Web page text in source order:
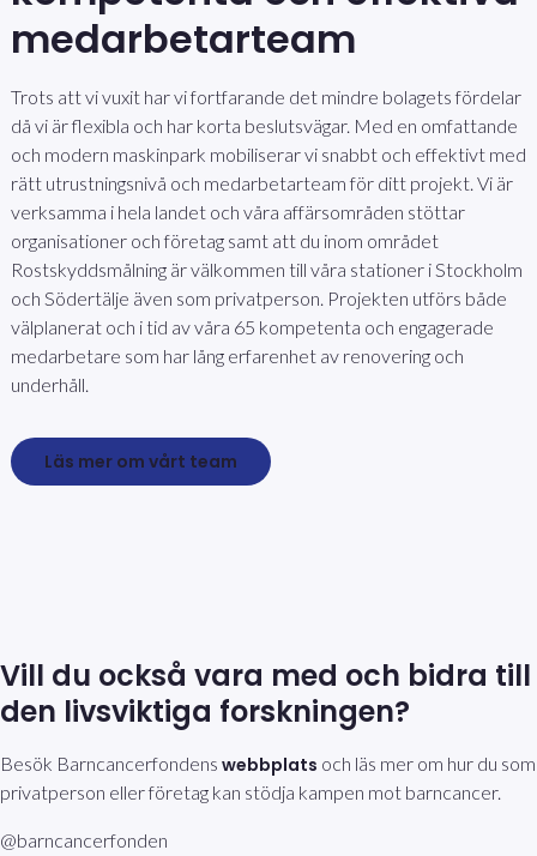
medarbetarteam
Trots att vi vuxit har vi fortfarande det mindre bolagets fördelar
då vi är flexibla och har korta beslutsvägar. Med en omfattande
och modern maskinpark mobiliserar vi snabbt och effektivt med
rätt utrustningsnivå och medarbetarteam för ditt projekt. Vi är
verksamma i hela landet och våra affärsområden stöttar
organisationer och företag samt att du inom området
Rostskyddsmålning är välkommen till våra stationer i Stockholm
och Södertälje även som privatperson. Projekten utförs både
välplanerat och i tid av våra 65 kompetenta och engagerade
medarbetare som har lång erfarenhet av renovering och
underhåll.
Läs mer om vårt team
Vill du också vara med och bidra till
den livsviktiga forskningen?
Besök Barncancerfondens webbplats och läs mer om hur du som
privatperson eller företag kan stödja kampen mot barncancer.
@barncancerfonden